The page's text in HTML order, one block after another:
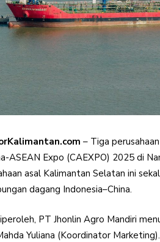
– Tiga
ASEAN Expo (CAEXPO) 2025 di
asal Kalimantan Selatan ini
dagang Indonesia–China.
PT Jhonlin Agro Mandiri
Yuliana (Koordinator